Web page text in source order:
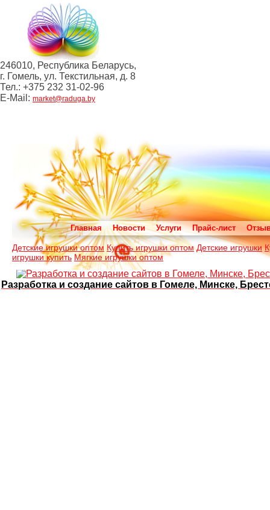
246010, Республика Беларусь,
г. Гомель, ул. Текстильная, д. 8
Тел.: +375 232 31-02-96
E-Mail: market@raduga.by
Главная Новости Услуги Прайс-лист
Детские игрушки оптом Купить игрушки оптом Детские игрушки
игрушки купить Мягкие игрушки оптом
Разработка и создание сайтов в Гомеле, Минске,